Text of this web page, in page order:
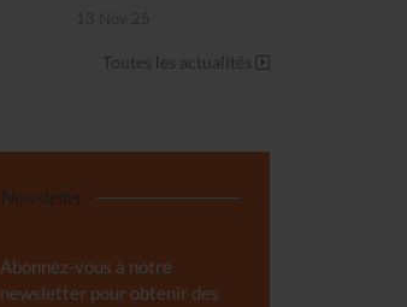
Toutes les actualités
Newsletter
Abonnez-vous à notre
newsletter pour obtenir des